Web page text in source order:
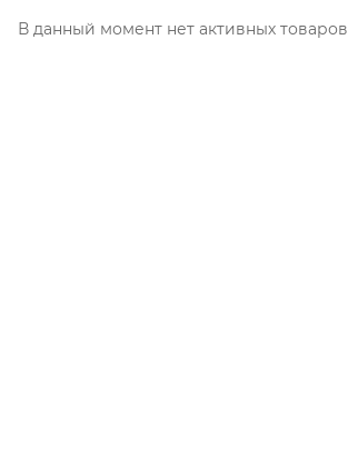
В данный момент нет активных товаров